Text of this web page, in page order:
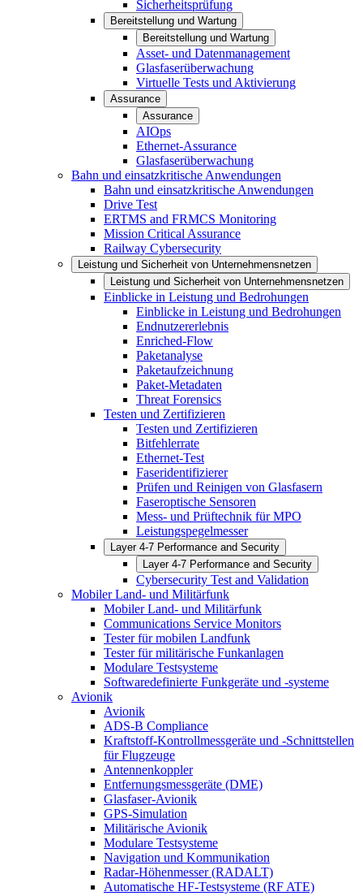
Sicherheitsprüfung
Bereitstellung und Wartung
Bereitstellung und Wartung
Asset- und Datenmanagement
Glasfaserüberwachung
Virtuelle Tests und Aktivierung
Assurance
Assurance
AIOps
Ethernet-Assurance
Glasfaserüberwachung
Bahn und einsatzkritische Anwendungen
Bahn und einsatzkritische Anwendungen
Drive Test
ERTMS and FRMCS Monitoring
Mission Critical Assurance
Railway Cybersecurity
Leistung und Sicherheit von Unternehmensnetzen
Leistung und Sicherheit von Unternehmensnetzen
Einblicke in Leistung und Bedrohungen
Einblicke in Leistung und Bedrohungen
Endnutzererlebnis
Enriched-Flow
Paketanalyse
Paketaufzeichnung
Paket-Metadaten
Threat Forensics
Testen und Zertifizieren
Testen und Zertifizieren
Bitfehlerrate
Ethernet-Test
Faseridentifizierer
Prüfen und Reinigen von Glasfasern
Faseroptische Sensoren
Mess- und Prüftechnik für MPO
Leistungspegelmesser
Layer 4-7 Performance and Security
Layer 4-7 Performance and Security
Cybersecurity Test and Validation
Mobiler Land- und Militärfunk
Mobiler Land- und Militärfunk
Communications Service Monitors
Tester für mobilen Landfunk
Tester für militärische Funkanlagen
Modulare Testsysteme
Softwaredefinierte Funkgeräte und -systeme
Avionik
Avionik
ADS-B Compliance
Kraftstoff-Kontrollmessgeräte und -Schnittstellen
für Flugzeuge
Antennenkoppler
Entfernungsmessgeräte (DME)
Glasfaser-Avionik
GPS-Simulation
Militärische Avionik
Modulare Testsysteme
Navigation und Kommunikation
Radar-Höhenmesser (RADALT)
Automatische HF-Testsysteme (RF ATE)